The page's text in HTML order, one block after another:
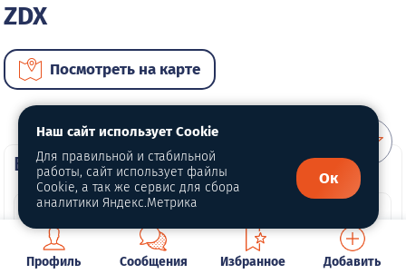
ZDX
Посмотреть на карте
ВИП автомобили
Профиль Сообщения Избранное Добавить
Наш сайт использует Cookie
Для правильной и стабильной
работы, сайт использует файлы
Cookie, а так же сервис для сбора
аналитики Яндекс.Метрика
Ок